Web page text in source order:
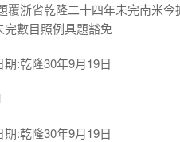
覆浙省乾隆二十四年未完南米
完數目照例具題豁免
期:乾隆30年9月19日
期:乾隆30年9月19日